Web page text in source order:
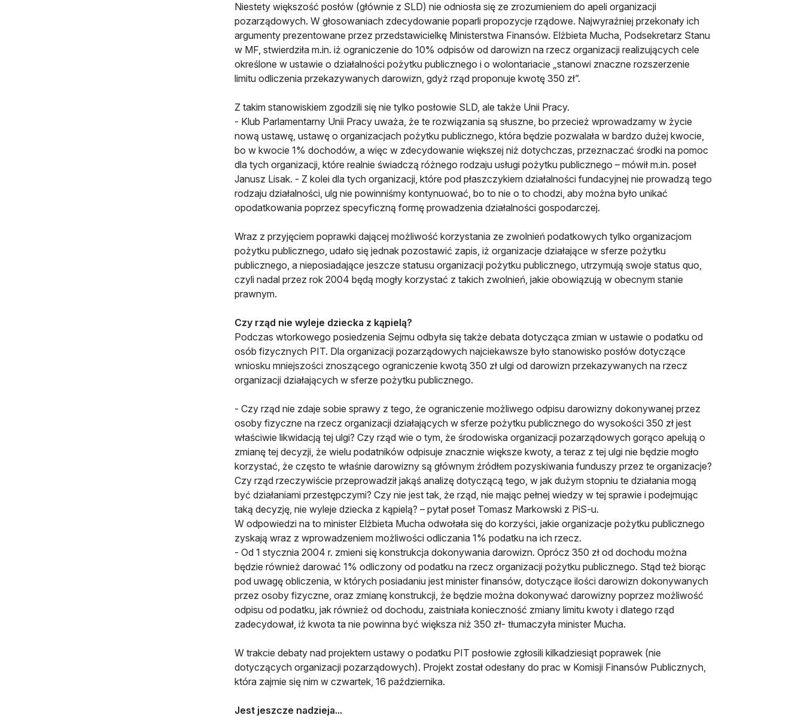
Niestety większość posłów (głównie z SLD) nie odniosła się ze zrozumieniem do apeli organizacji
pozarządowych. W głosowaniach zdecydowanie poparli propozycje rządowe. Najwyraźniej przekonały ich
argumenty prezentowane przez przedstawicielkę Ministerstwa Finansów. Elżbieta Mucha, Podsekretarz Stanu
w MF, stwierdziła m.in. iż ograniczenie do 10% odpisów od darowizn na rzecz organizacji realizujących cele
określone w ustawie o działalności pożytku publicznego i o wolontariacie „stanowi znaczne rozszerzenie
limitu odliczenia przekazywanych darowizn, gdyż rząd proponuje kwotę 350 zł”.
Z takim stanowiskiem zgodzili się nie tylko posłowie SLD, ale także Unii Pracy.
- Klub Parlamentarny Unii Pracy uważa, że te rozwiązania są słuszne, bo przecież wprowadzamy w życie
nową ustawę, ustawę o organizacjach pożytku publicznego, która będzie pozwalała w bardzo dużej kwocie,
bo w kwocie 1% dochodów, a więc w zdecydowanie większej niż dotychczas, przeznaczać środki na pomoc
dla tych organizacji, które realnie świadczą różnego rodzaju usługi pożytku publicznego – mówił m.in. poseł
Janusz Lisak. - Z kolei dla tych organizacji, które pod płaszczykiem działalności fundacyjnej nie prowadzą tego
rodzaju działalności, ulg nie powinniśmy kontynuować, bo to nie o to chodzi, aby można było unikać
opodatkowania poprzez specyficzną formę prowadzenia działalności gospodarczej.
Wraz z przyjęciem poprawki dającej możliwość korzystania ze zwolnień podatkowych tylko organizacjom
pożytku publicznego, udało się jednak pozostawić zapis, iż organizacje działające w sferze pożytku
publicznego, a nieposiadające jeszcze statusu organizacji pożytku publicznego, utrzymują swoje status quo,
czyli nadal przez rok 2004 będą mogły korzystać z takich zwolnień, jakie obowiązują w obecnym stanie
prawnym.
Czy rząd nie wyleje dziecka z kąpielą?
Podczas wtorkowego posiedzenia Sejmu odbyła się także debata dotycząca zmian w ustawie o podatku od
osób fizycznych PIT. Dla organizacji pozarządowych najciekawsze było stanowisko posłów dotyczące
wniosku mniejszości znoszącego ograniczenie kwotą 350 zł ulgi od darowizn przekazywanych na rzecz
organizacji działających w sferze pożytku publicznego.
- Czy rząd nie zdaje sobie sprawy z tego, że ograniczenie możliwego odpisu darowizny dokonywanej przez
osoby fizyczne na rzecz organizacji działających w sferze pożytku publicznego do wysokości 350 zł jest
właściwie likwidacją tej ulgi? Czy rząd wie o tym, że środowiska organizacji pozarządowych gorąco apelują o
zmianę tej decyzji, że wielu podatników odpisuje znacznie większe kwoty, a teraz z tej ulgi nie będzie mogło
korzystać, że często te właśnie darowizny są głównym źródłem pozyskiwania funduszy przez te organizacje?
Czy rząd rzeczywiście przeprowadził jakąś analizę dotyczącą tego, w jak dużym stopniu te działania mogą
być działaniami przestępczymi? Czy nie jest tak, że rząd, nie mając pełnej wiedzy w tej sprawie i podejmując
taką decyzję, nie wyleje dziecka z kąpielą? – pytał poseł Tomasz Markowski z PiS-u.
W odpowiedzi na to minister Elżbieta Mucha odwołała się do korzyści, jakie organizacje pożytku publicznego
zyskają wraz z wprowadzeniem możliwości odliczania 1% podatku na ich rzecz.
- Od 1 stycznia 2004 r. zmieni się konstrukcja dokonywania darowizn. Oprócz 350 zł od dochodu można
będzie również darować 1% odliczony od podatku na rzecz organizacji pożytku publicznego. Stąd też biorąc
pod uwagę obliczenia, w których posiadaniu jest minister finansów, dotyczące ilości darowizn dokonywanych
przez osoby fizyczne, oraz zmianę konstrukcji, że będzie można dokonywać darowizny poprzez możliwość
odpisu od podatku, jak również od dochodu, zaistniała konieczność zmiany limitu kwoty i dlatego rząd
zadecydował, iż kwota ta nie powinna być większa niż 350 zł- tłumaczyła minister Mucha.
W trakcie debaty nad projektem ustawy o podatku PIT posłowie zgłosili kilkadziesiąt poprawek (nie
dotyczących organizacji pozarządowych). Projekt został odesłany do prac w Komisji Finansów Publicznych,
która zajmie się nim w czwartek, 16 października.
Jest jeszcze nadzieja...